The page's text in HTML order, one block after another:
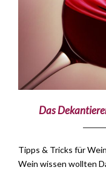
Das
Tipps & Tricks für
Wein wissen wollten